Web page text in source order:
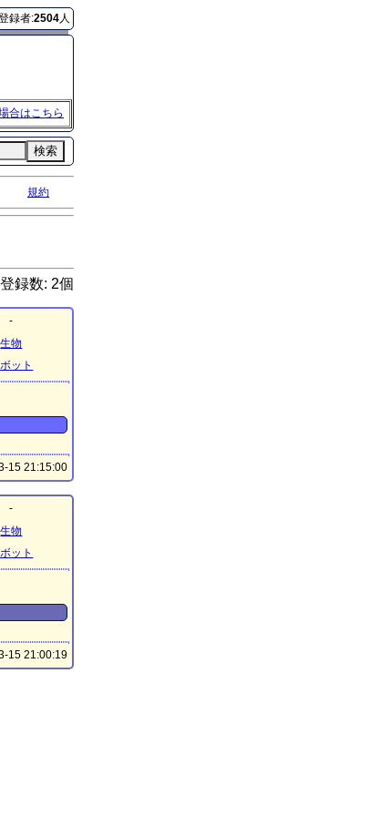
録者:2504人
合はこちら
検索
規約
登録数: 2個
-
生物
ット
15 21:15:00
-
生物
ット
15 21:00:19